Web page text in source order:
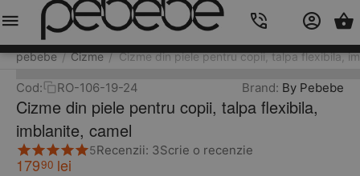
pebebe / Cizme / Cizme din piele pentru copii, talpa flexibila,
Cod: RO-106-19-24 Brand: By Pebebe
Cizme din piele pentru copii, talpa flexibila,
imblanite, camel
5Recenzii: 3Scrie o recenzie
17990 lei
Meniu Caută Cos